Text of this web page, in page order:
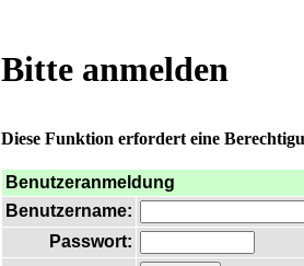
Bitte anmelden
Diese Funktion erfordert eine
Benutzeranmeldung
Benutzername:
Passwort: